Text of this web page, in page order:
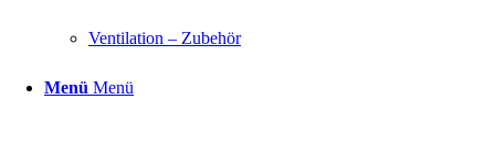
Ventilation – Zubehör
Menü Menü